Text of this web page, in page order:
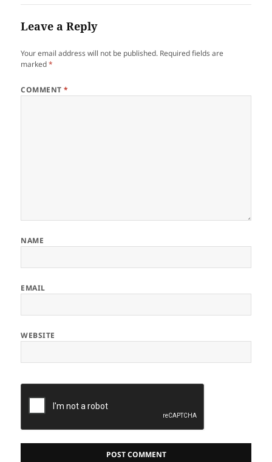
Leave a Reply
Your email address will not be published. Required fields are
marked*
COMMENT*
NAME
EMAIL
WEBSITE